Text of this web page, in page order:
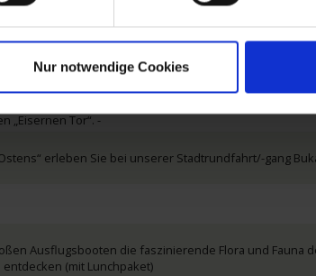
Nur notwendige Cookies
„Eisernen Tor“. -
erleben Sie bei unserer Stadtrundfahrt/-gang
Ausflugsbooten die faszinierende Flora und Fauna
(mit Lunchpaket)